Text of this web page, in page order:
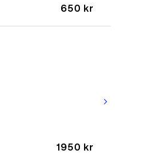
650 kr
1950 kr
arrow_forward_ios